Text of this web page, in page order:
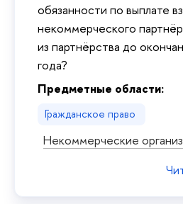
обязанности по выплате
некоммерческого
из партнёрства до
года?
Предметные области:
Гражданское право
Некоммерческие